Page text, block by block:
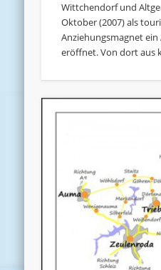
Wittchendorf und
Oktober (2007) als
Anziehungsmagnet
eröffnet. Von dort aus